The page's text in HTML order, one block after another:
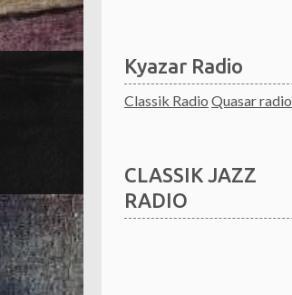
Kyazar Radio
Classik Radio Quasar radio
CLASSIK JAZZ
RADIO